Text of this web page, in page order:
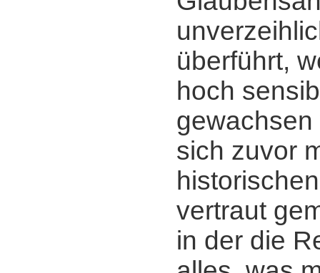
überführt,
hoch
sich zuvor
vertraut
in der die